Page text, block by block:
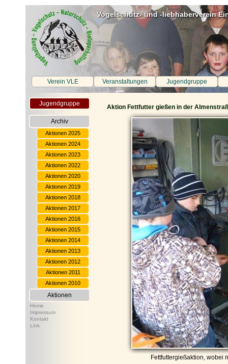
Vogelschutz- und -liebhaberverein
Verein VLE Veranstaltungen Jugendgruppe
Jugendgruppe
Archiv
Aktionen 2025
Aktionen 2024
Aktionen 2023
Aktionen 2022
Aktionen 2020
Aktionen 2019
Aktionen 2018
Aktionen 2017
Aktionen 2016
Aktionen 2015
Aktionen 2014
Aktionen 2013
Aktionen 2012
Aktionen 2011
Aktionen 2010
Aktionen
Home
Impressum
Kontakt
Link
Aktion Fettfutter gießen in der
Fettfuttergießaktion, wobei